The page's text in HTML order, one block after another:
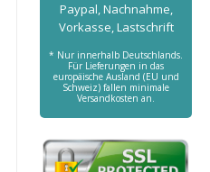
Paypal, Nachnahme,
Vorkasse, Lastschrift
* Nur innerhalb Deutschlands.
Für Lieferungen in das
europäische Ausland (EU und
Schweiz) fallen minimale
Versandkosten an.